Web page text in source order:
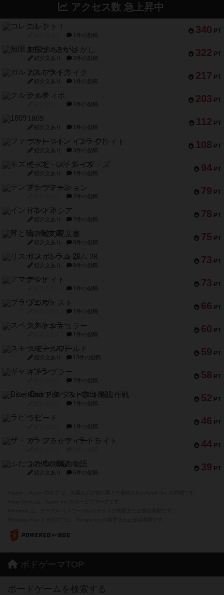
アクセス数 急上昇中
340 PT
コレクト！
1件の投稿
322 PT
無限まちがいさがし
紹介文あり 2件の投稿
217 PT
ガルフストライク
紹介文あり 1件の投稿
203 PT
クルティボ
1件の投稿
112 PT
1809
紹介文あり 1件の投稿
108 PT
ファースト・イン・フライト
紹介文あり 3件の投稿
94 PT
モズビ－ズ・レイダ－ズ
紹介文あり 1件の投稿
79 PT
テンプテーション
2件の投稿
78 PT
インドネシア
紹介文あり 2件の投稿
75 PT
宵と暁の呪文書
紹介文あり 8件の投稿
73 PT
リスボン・トラム 28
紹介文あり 9件の投稿
73 PT
アマナイト
1件の投稿
66 PT
ブラヴェスト
1件の投稿
60 PT
スペクタキュラー
1件の投稿
59 PT
スモールワールド
紹介文あり 13件の投稿
58 PT
ギャンブラー
2件の投稿
52 PT
Bitter End ブタペスト救出作戦
1件の投稿
46 PT
ラピード
1件の投稿
44 PT
ザ・フラッフィー・ライト
39 PT
ふたつの城の物語
紹介文あり 6件の投稿
ボドゲーマTOP
ボードゲームを検索する